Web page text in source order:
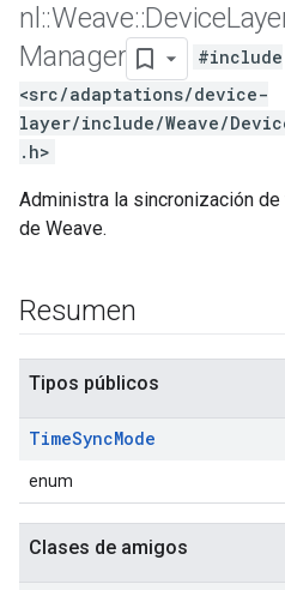
nl ::Weave::Device
Manager
#include
<src/adaptations/device-
layer/include/Weave/
.h>
Administra la sincronización
de Weave.
Resumen
Tipos públicos
TimeSyncMode
enum
Clases de amigos